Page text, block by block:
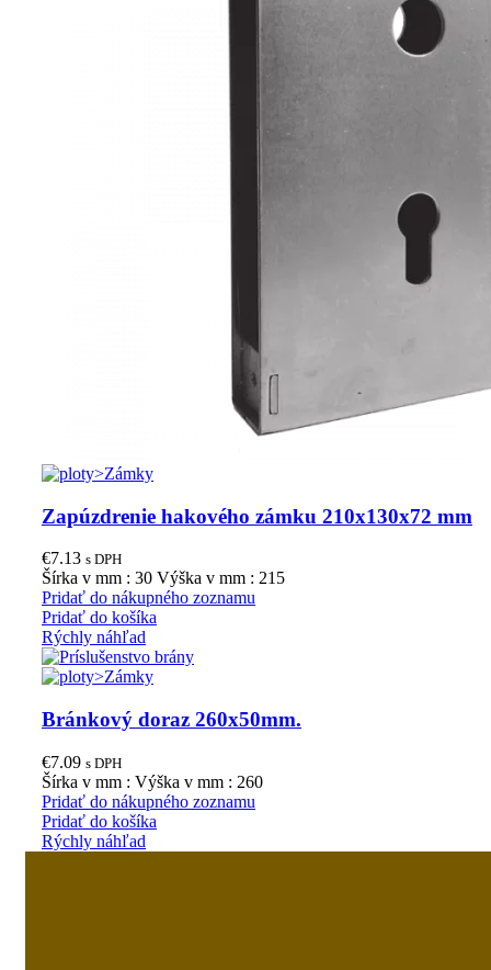
Zapúzdrenie hakového zámku 210x130x72 mm
€7.13 s DPH
Šírka v mm : 30 Výška v mm : 215
Pridať do nákupného zoznamu
Pridať do košíka
Rýchly náhľad
Bránkový doraz 260x50mm.
€7.09 s DPH
Šírka v mm : Výška v mm : 260
Pridať do nákupného zoznamu
Pridať do košíka
Rýchly náhľad